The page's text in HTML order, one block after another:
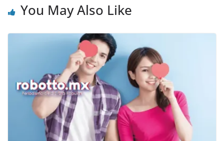
You May Also Like